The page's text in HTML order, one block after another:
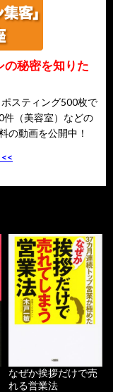
秘密を知りた
スティング500枚で
（美容室）などの
の動画を公開中！
なぜか挨拶だけで売
れる営業法